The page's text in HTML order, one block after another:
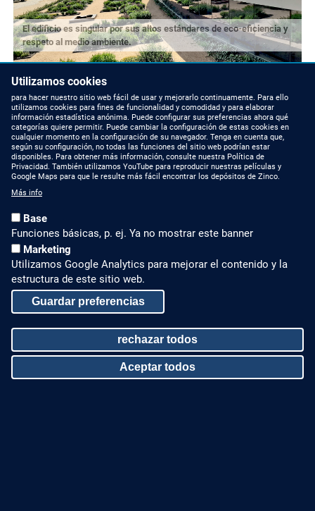
El edificio es singular por sus altos estándares de eco-eficiencia y
respeto al medio ambiente.
NOVEDADES
Blog
Instagram
CONTACTAR CON
Teléfono +49 7022 6003-
409
contacto@zinco-
latam.com
Utilizamos cookies
para hacer nuestro sitio web fácil de usar y mejorarlo continuamente. Para ello
utilizamos cookies para fines de funcionalidad y comodidad y para elaborar
información estadística anónima. Puede configurar sus preferencias ahora qué
categorías quiere permitir. Puede cambiar la configuración de estas cookies en
cualquier momento en la configuración de su navegador. Tenga en cuenta que,
según su configuración, no todas las funciones del sitio web podrían estar
disponibles. Para obtener más información, consulte nuestra Política de
Privacidad. También utilizamos YouTube para reproducir nuestras películas y
Google Maps para que le resulte más fácil encontrar los depósitos de Zinco.
Más info
Base
Funciones básicas, p. ej. Ya no mostrar este banner
Marketing
Utilizamos Google Analytics para mejorar el contenido y la
estructura de este sitio web.
Guardar preferencias
rechazar todos
Aceptar todos